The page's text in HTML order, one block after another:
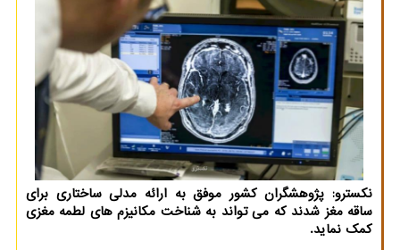
نکسترو: پژوهشگران کشور موفق به ارائه مدلی ساختاری برای
ساقه مغز شدند که می تواند به شناخت مکانیزم های لطمه مغزی
کمک نماید.